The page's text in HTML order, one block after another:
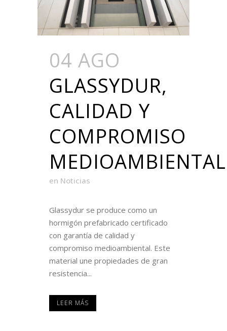
04 AGO
GLASSYDUR,
CALIDAD Y
COMPROMISO
MEDIOAMBIENTAL
en Noticias
Glassydur se produce como un
hormigón prefabricado certificado
con garantía de calidad y
compromiso medioambiental. Este
material une propiedades de gran
resistencia...
LEER MÁS